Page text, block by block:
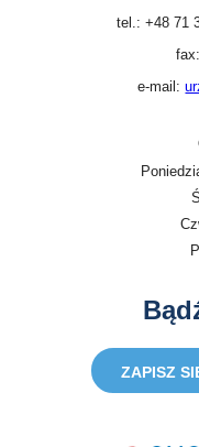
tel.: +48 71
e-mail:
ZAPISZ